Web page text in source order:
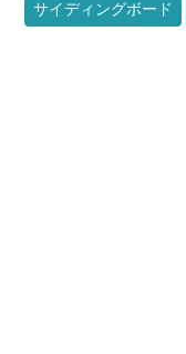
サイディングボード